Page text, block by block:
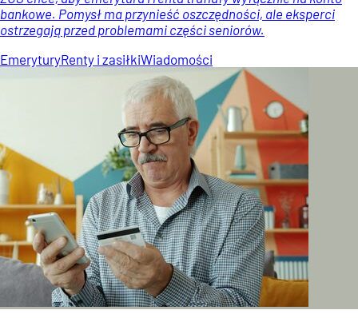
bankowe. Pomysł ma przynieść oszczędności, ale eksperci
ostrzegają przed problemami części seniorów.
EmeryturyRenty i zasiłkiWiadomości